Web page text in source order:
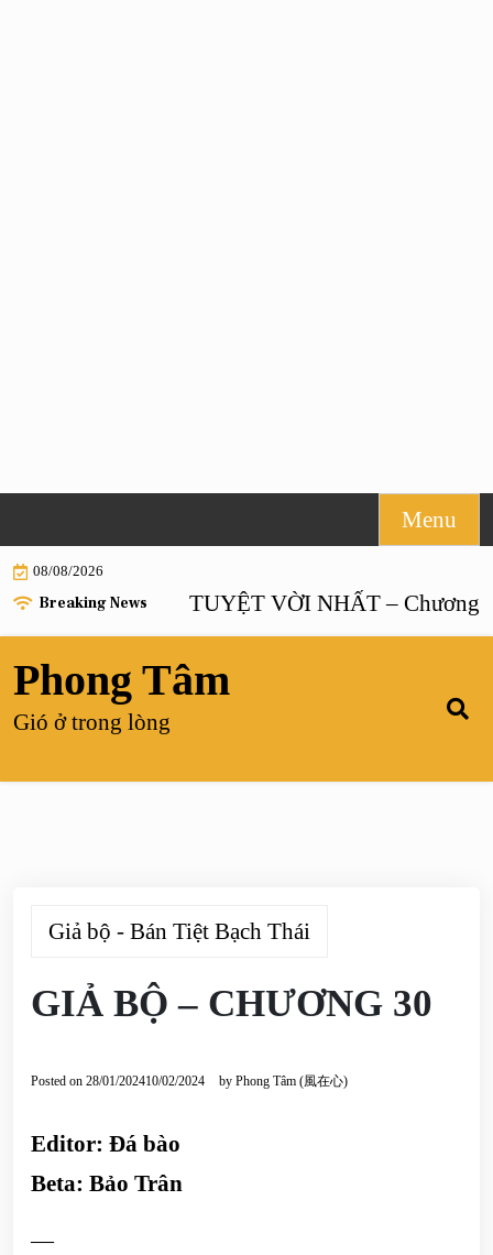
to
content
Menu
08/08/2026
Breaking News
HÔN NHÂN TUYỆT VỜI NHẤT – Chương 55 |
Phong Tâm
Gió ở trong lòng
Giả bộ - Bán Tiệt Bạch Thái
GIẢ BỘ – CHƯƠNG 30
Posted on 28/01/202410/02/2024 by Phong Tâm (風在心)
Editor: Đá bào
Beta: Bảo Trân
—